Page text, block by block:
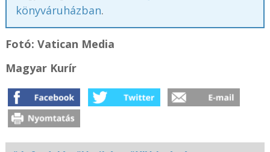
könyváruházban.
Fotó: Vatican Media
Magyar Kurír